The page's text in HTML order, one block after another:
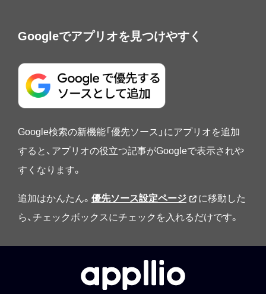
Googleでアプリオを見つけやすく
Google検索の新機能「優先ソース」にアプリオを追加
すると、アプリオの役立つ記事がGoogleで表示されや
すくなります。
追加はかんたん。 優先ソース設定ページ
に移動した
ら、チェックボックスにチェックを入れるだけです。